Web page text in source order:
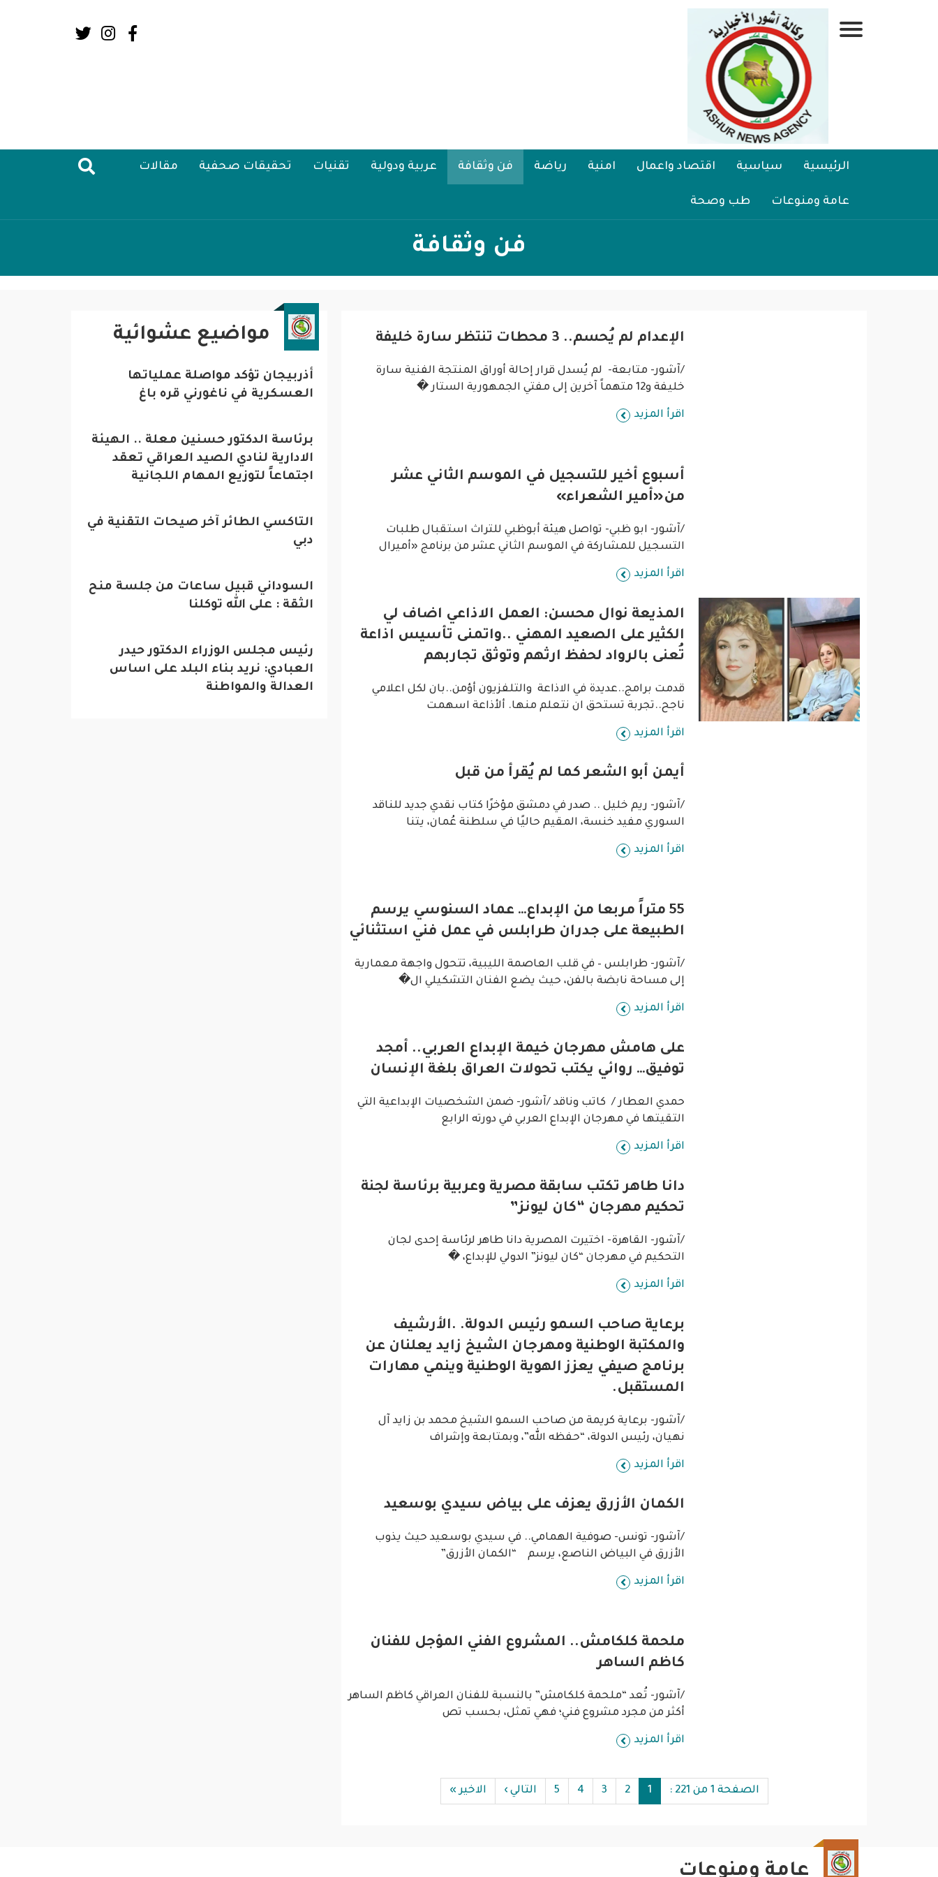
Social
Main
navigation
الرئيسية سياسية اقتصاد واعمال امنية رياضة فن وثقافة عربية ودولية تقنيات تحقيقات صحفية مقالات
عامة ومنوعات طب وصحة
فن وثقافة
الإعدام لم يُحسم.. 3 محطات تنتظر سارة خليفة
/آشور- متابعة- لم يُسدل قرار إحالة أوراق المنتجة الفنية سارة
خليفة و12 متهماً آخرين إلى مفتي الجمهورية الستار �
اقرأ المزيد
أسبوع أخير للتسجيل في الموسم الثاني عشر
من«أمير الشعراء»
/آشور- ابو ظبي- تواصل هيئة أبوظبي للتراث استقبال طلبات
التسجيل للمشاركة في الموسم الثاني عشر من برنامج «أميرال
اقرأ المزيد
المذيعة نوال محسن: العمل الاذاعي اضاف لي
الكثير على الصعيد المهني ..واتمنى تأسيس اذاعة
تُعنى بالرواد لحفظ ارثهم وتوثق تجاربهم
قدمت برامج..عديدة في الاذاعة والتلفزيون أؤمن..بان لكل اعلامي
ناجح..تجربة تستحق ان نتعلم منها. ألأذاعة اسهمت
اقرأ المزيد
أيمن أبو الشعر كما لم يُقرأ من قبل
/آشور- ريم خليل .. صدر في دمشق مؤخرًا كتاب نقدي جديد للناقد
السوري مفيد خنسة، المقيم حاليًا في سلطنة عُمان، يتنا
اقرأ المزيد
55 متراً مربعا من الإبداع… عماد السنوسي يرسم
الطبيعة على جدران طرابلس في عمل فني استثنائي
/آشور- طرابلس – في قلب العاصمة الليبية، تتحول واجهة معمارية
إلى مساحة نابضة بالفن، حيث يضع الفنان التشكيلي ال�
اقرأ المزيد
على هامش مهرجان خيمة الإبداع العربي.. أمجد
توفيق… روائي يكتب تحولات العراق بلغة الإنسان
حمدي العطار / كاتب وناقد /آشور- ضمن الشخصيات الإبداعية التي
التقيتها في مهرجان الإبداع العربي في دورته الرابع
اقرأ المزيد
دانا طاهر تكتب سابقة مصرية وعربية برئاسة لجنة
تحكيم مهرجان “كان ليونز”
/آشور- القاهرة- اختيرت المصرية دانا طاهر لرئاسة إحدى لجان
التحكيم في مهرجان “كان ليونز” الدولي للإبداع، �
اقرأ المزيد
برعاية صاحب السمو رئيس الدولة. .الأرشيف
والمكتبة الوطنية ومهرجان الشيخ زايد يعلنان عن
برنامج صيفي يعزز الهوية الوطنية وينمي مهارات
المستقبل.
/آشور- برعاية كريمة من صاحب السمو الشيخ محمد بن زايد آل
نهيان، رئيس الدولة، “حفظه الله”، وبمتابعة وإشراف
اقرأ المزيد
الكمان الأزرق يعزف على بياض سيدي بوسعيد
/آشور- تونس- صوفية الهمامي.. في سيدي بوسعيد حيث يذوب
الأزرق في البياض الناصع، يرسم “الكمان الأزرق”
اقرأ المزيد
ملحمة كلكامش.. المشروع الفني المؤجل للفنان
كاظم الساهر
​/آشور- تُعد “ملحمة كلكامش” بالنسبة للفنان العراقي كاظم الساهر
أكثر من مجرد مشروع فني؛ فهي تمثل، بحسب تص
اقرأ المزيد
الصفحة 1 من 221 : 1
2
3
4
5 التالي › الاخير »
مواضيع عشوائية
أذربيجان تؤكد مواصلة عملياتها
العسكرية في ناغورني قره باغ
برئاسة الدكتور حسنين معلة .. الهيئة
الادارية لنادي الصيد العراقي تعقد
اجتماعاً لتوزيع المهام اللجانية
التاكسي الطائر آخر صيحات التقنية في
دبي
السوداني قبيل ساعات من جلسة منح
الثقة : على الله توكلنا
رئيس مجلس الوزراء الدكتور حيدر
العبادي: نريد بناء البلد على اساس
العدالة والمواطنة
عامة ومنوعات